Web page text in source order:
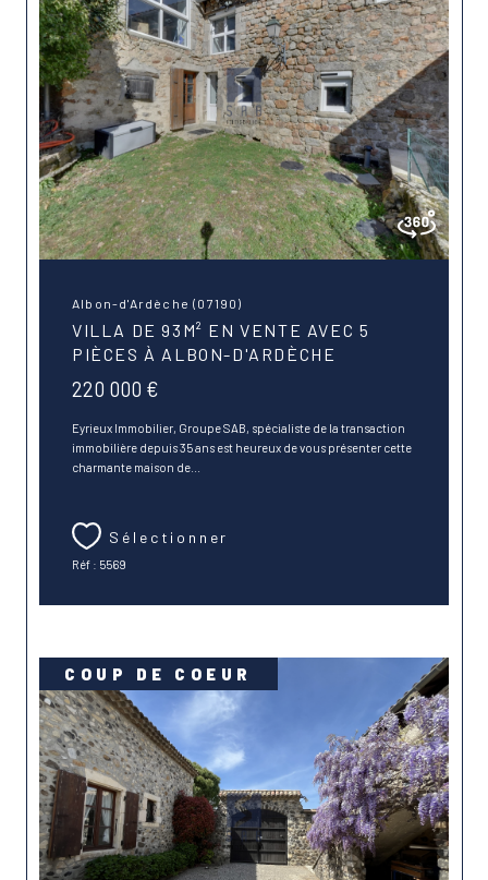
Albon-d'Ardèche (07190)
VILLA DE 93M² EN VENTE AVEC 5
PIÈCES À ALBON-D'ARDÈCHE
220 000 €
Eyrieux Immobilier, Groupe SAB, spécialiste de la transaction
immobilière depuis 35 ans est heureux de vous présenter cette
charmante maison de...
Sélectionner
Réf : 5569
COUP DE COEUR